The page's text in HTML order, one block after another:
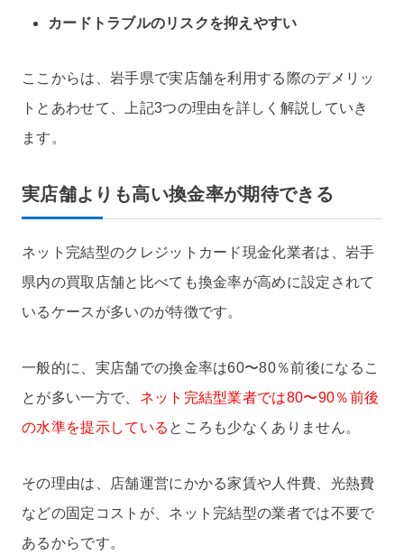
カードトラブルのリスクを抑えやすい
ここからは、岩手県で実店舗を利用する際のデメリッ
トとあわせて、上記3つの理由を詳しく解説していき
ます。
実店舗よりも高い換金率が期待できる
ネット完結型のクレジットカード現金化業者は、岩手
県内の買取店舗と比べても換金率が高めに設定されて
いるケースが多いのが特徴です。
一般的に、実店舗での換金率は60〜80％前後になるこ
とが多い一方で、 ネット完結型業者では80〜90％前後
の水準を提示している ところも少なくありません。
その理由は、店舗運営にかかる家賃や人件費、光熱費
などの固定コストが、ネット完結型の業者では不要で
あるからです。